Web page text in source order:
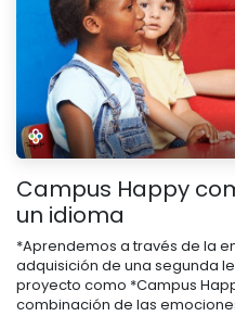
Campus Happy
un idioma
*Aprendemos a través de la
adquisición de una segunda
proyecto como *Campus
combinación de las